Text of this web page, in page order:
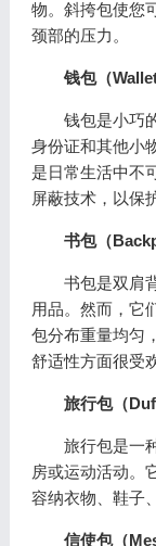
物。斜挎包使您
颈部的压力。
钱包（
钱包是小巧的
身份证和其他小
是日常生活中不
屏蔽技术，以保
书包（
书包是双肩背
用品。然而，它
包分布重量均匀
舒适性方面很受
旅行包（
旅行包是一种
房或运动活动。
容纳衣物、鞋子
信使包（